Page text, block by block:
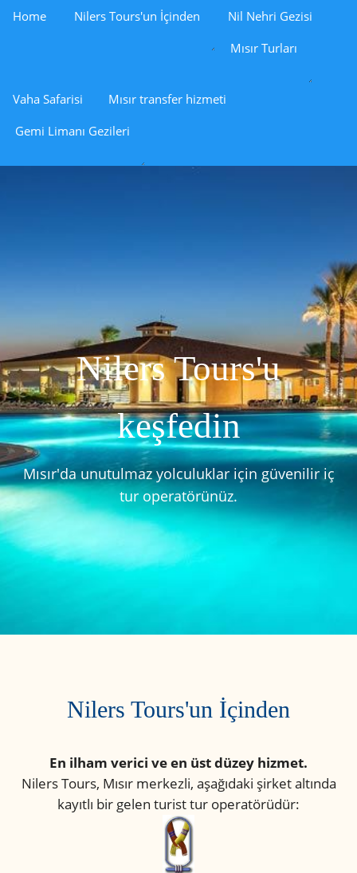
Home Nilers Tours'un İçinden
Nil Nehri Gezisi
Mısır Turları
Vaha Safarisi
Mısır transfer hizmeti
Gemi Limanı Gezileri
Nilers Tours'u
keşfedin
Mısır'da unutulmaz yolculuklar için güvenilir iç
tur operatörünüz.
Nilers Tours'un İçinden
En ilham verici ve en üst düzey hizmet.
Nilers Tours, Mısır merkezli, aşağıdaki şirket altında
kayıtlı bir gelen turist tur operatörüdür: